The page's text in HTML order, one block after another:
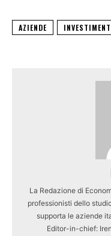
AZIENDE
La Redazione di
professionisti dello
supporta le aziende
Editor-in-chief: